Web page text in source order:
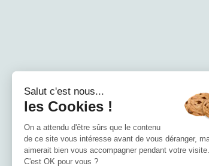
Location de
Location de
Location de
Salut c'est nous...
les Cookies !
On a attendu d'être sûrs que le contenu
de ce site vous intéresse avant de vous déranger,
aimerait bien vous accompagner pendant votre
C'est OK pour vous ?